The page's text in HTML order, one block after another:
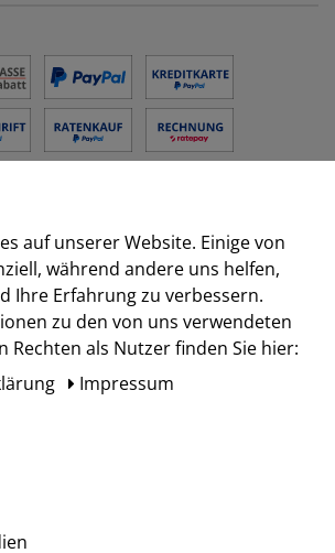
auf unserer Website. Einige von
während andere uns helfen,
Ihre Erfahrung zu verbessern.
zu den von uns verwendeten
Rechten als Nutzer finden Sie hier:
Impressum